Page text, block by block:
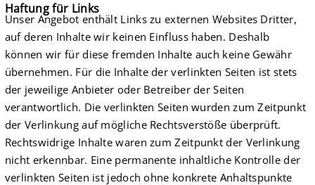
Haftung für Links
Unser Angebot enthält Links zu externen Websites Dritter,
auf deren Inhalte wir keinen Einfluss haben. Deshalb
können wir für diese fremden Inhalte auch keine Gewähr
übernehmen. Für die Inhalte der verlinkten Seiten ist stets
der jeweilige Anbieter oder Betreiber der Seiten
verantwortlich. Die verlinkten Seiten wurden zum Zeitpunkt
der Verlinkung auf mögliche Rechtsverstöße überprüft.
Rechtswidrige Inhalte waren zum Zeitpunkt der Verlinkung
nicht erkennbar. Eine permanente inhaltliche Kontrolle der
verlinkten Seiten ist jedoch ohne konkrete Anhaltspunkte